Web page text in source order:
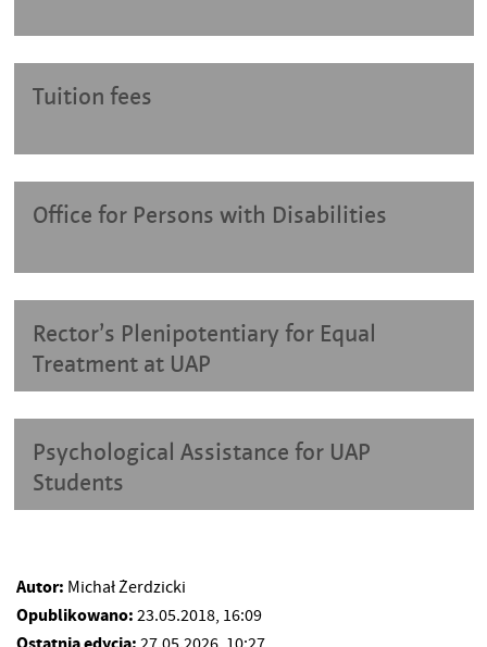
Tuition fees
Office for Persons with Disabilities
Rector’s Plenipotentiary for Equal
Treatment at UAP
Psychological Assistance for UAP
Students
Autor: Michał Żerdzicki
Opublikowano: 23.05.2018, 16:09